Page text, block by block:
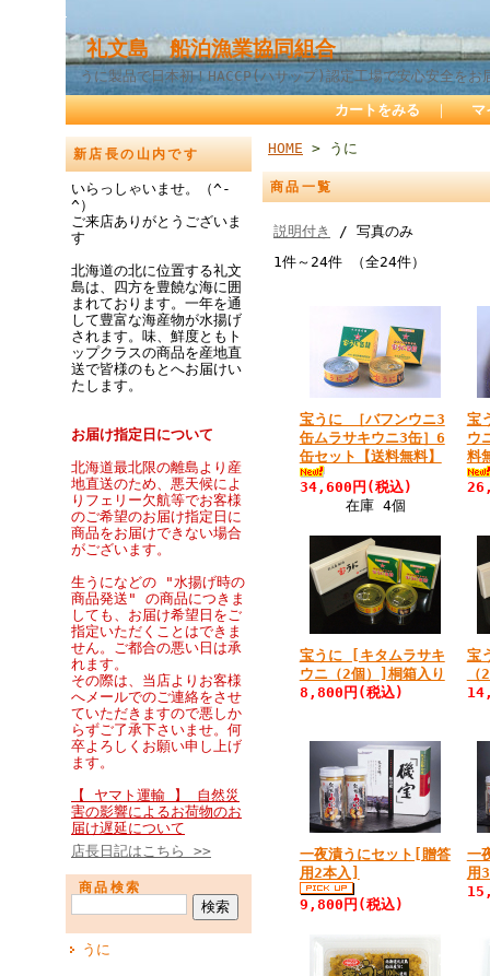
礼文島 船泊漁業協同組合
うに製品で日本初！HACCP(ハサップ)認定工場で安心安全をお
カートをみる ｜ マ
新店長の山内です
いらっしゃいませ。（^-
^）
ご来店ありがとうございま
す
北海道の北に位置する礼文
島は、四方を豊饒な海に囲
まれております。一年を通
して豊富な海産物が水揚げ
されます。味、鮮度ともト
ップクラスの商品を産地直
送で皆様のもとへお届けい
たします。
お届け指定日について
北海道最北限の離島より産
地直送のため、悪天候によ
りフェリー欠航等でお客様
のご希望のお届け指定日に
商品をお届けできない場合
がございます。
生うになどの "水揚げ時の
商品発送" の商品につきま
しても、お届け希望日をご
指定いただくことはできま
せん。ご都合の悪い日は承
れます。
その際は、当店よりお客様
へメールでのご連絡をさせ
ていただきますので悪しか
らずご了承下さいませ。何
卒よろしくお願い申し上げ
ます。
【 ヤマト運輸 】 自然災
害の影響によるお荷物のお
届け遅延について
店長日記はこちら >>
商品検索
うに
HOME > うに
商品一覧
説明付き
/ 写真のみ
1件～24件 （全24件）
宝うに ［バフンウニ3
缶ムラサキウニ3缶］6
缶セット【送料無料】
34,600円(税込)
在庫 4個
宝
ウ
料
宝うに [キタムラサキ
ウニ（2個）]桐箱入り
8,800円(税込)
宝
一夜漬うにセット[贈答
用2本入]
9,800円(税込)
一
用